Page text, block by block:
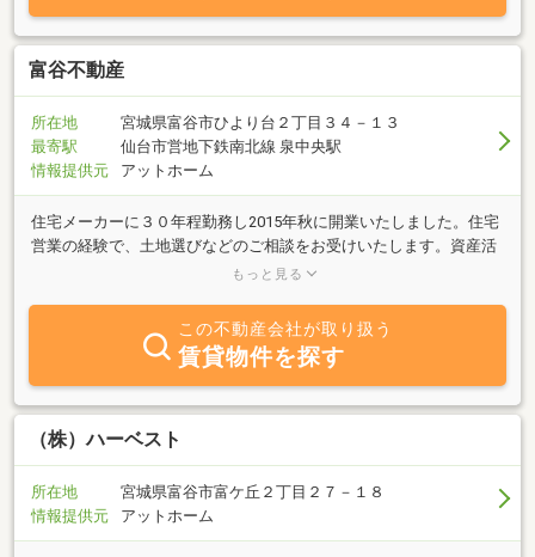
富谷不動産
所在地
宮城県富谷市ひより台２丁目３４－１３
最寄駅
仙台市営地下鉄南北線 泉中央駅
情報提供元
アットホーム
住宅メーカーに３０年程勤務し2015年秋に開業いたしました。住宅
営業の経験で、土地選びなどのご相談をお受けいたします。資産活
用や相続対策などもご相談下さい。古くから富谷市に住む家に生ま
もっと見る
この不動産会社が取り扱う
賃貸物件を探す
（株）ハーベスト
所在地
宮城県富谷市富ケ丘２丁目２７－１８
情報提供元
アットホーム